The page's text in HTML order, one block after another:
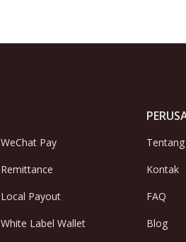
WeChat Pay
Remittance
Local Payout
White Label Wallet
Kontak
FAQ
Blog